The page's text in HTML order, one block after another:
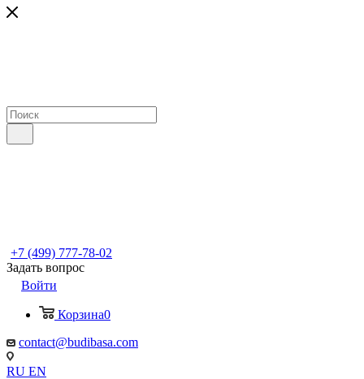
+7 (499) 777-78-02
Задать вопрос
Войти
Корзина0
contact@budibasa.com
RU EN